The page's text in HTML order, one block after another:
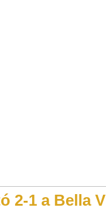
2-1 a Bella